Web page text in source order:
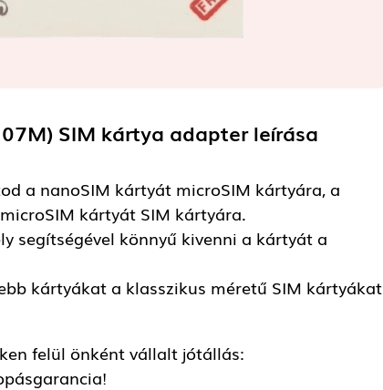
SIM kártya adapterleírása
a nanoSIM kártyát microSIM kártyára, a
kártyát SIM kártyára.
segítségével könnyű kivenni a kártyát a
kártyákat a klasszikus méretű SIM kártyákat
felül önként vállalt jótállás: